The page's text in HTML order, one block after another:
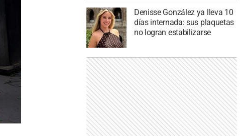
Denisse González ya lleva 10
días internada: sus plaquetas
no logran estabilizarse